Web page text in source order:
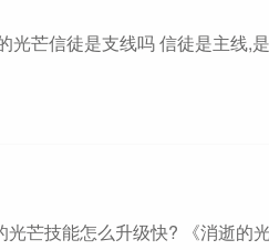
光芒信徒是支线吗 信徒是主线,
芒技能怎么升级快? 《消逝的光